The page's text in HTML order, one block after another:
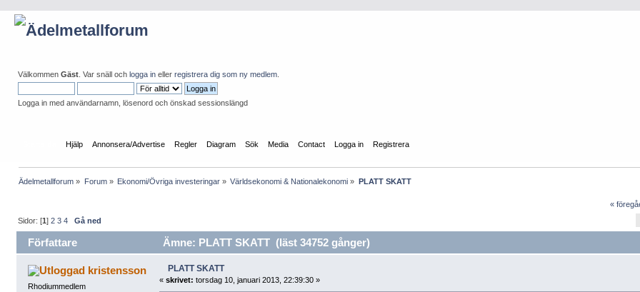
Välkommen Gäst . Var snäll och logga in eller registrera dig som ny medlem
Logga in med användarnamn, lösenord och önskad sessionslängd
Hjälp Annonsera/Advertise Regler Diagram Sök Media Contact Logga in Registrera
Ädelmetallforum » Forum» Ekonomi/Övriga investeringar» Världsekonomi & Nationalekonomi » PLATT SKATT
«
Sidor: [1]2 3 4 Gå ned
Författare Ämne: PLATT SKATT (läst 34752 gånger)
kristensson
Rhodiummedlem
PLATT SKATT
« skrivet: torsdag 10, januari 2013, 22:39:30 »